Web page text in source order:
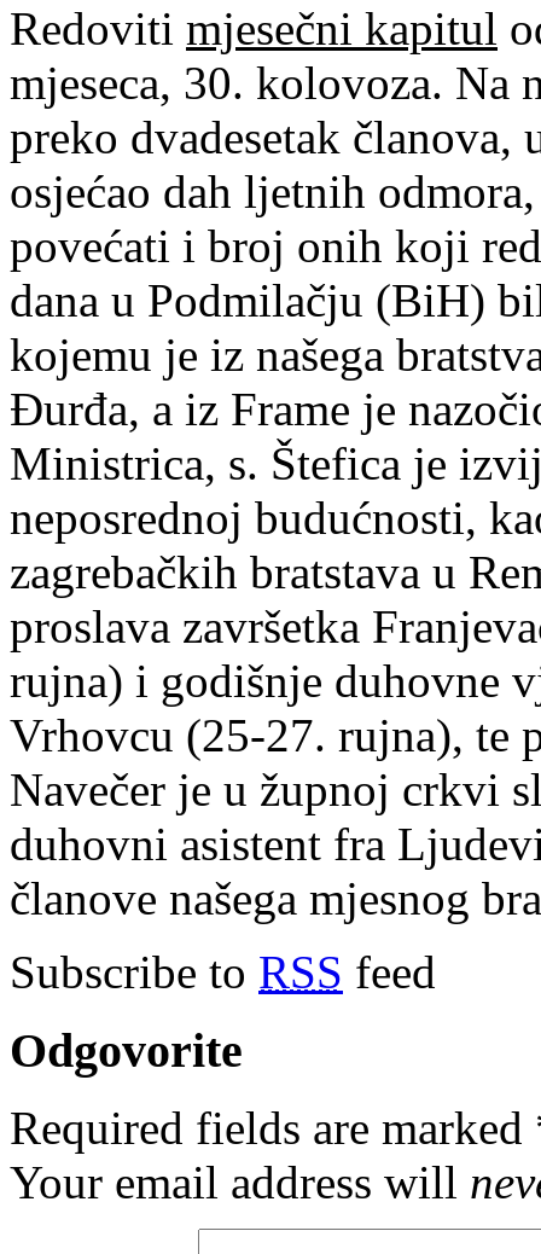
Redoviti mjesečni kapitul
mjeseca, 30. kolovoza. Na
preko dvadesetak članova,
osjećao dah ljetnih
povećati i broj onih koji
dana u Podmilačju (BiH)
kojemu je iz našega
Đurđa, a iz Frame je
Ministrica, s. Štefica je
neposrednoj budućnosti,
zagrebačkih bratstava u
proslava završetka
rujna) i godišnje duhovne
Vrhovcu (25-27. rujna), te
Navečer je u župnoj crkvi
duhovni asistent fra
članove našega mjesnog
Subscribe to RSS feed
Odgovorite
Required fields are marked
Your email address will